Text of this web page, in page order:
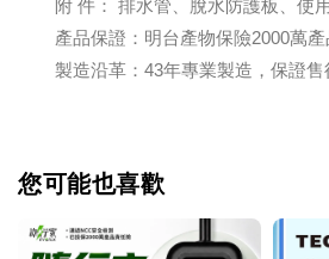
附 件： 排水管、脫水防護板、使
產品保證：明台產物保險2000萬
製造沿革：43年專業製造，保證售
您可能也喜歡